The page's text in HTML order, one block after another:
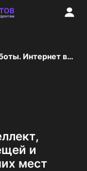
Искусственный интеллект, роботы. Интернет вещей и угроза потери рабочих мест
и
мест